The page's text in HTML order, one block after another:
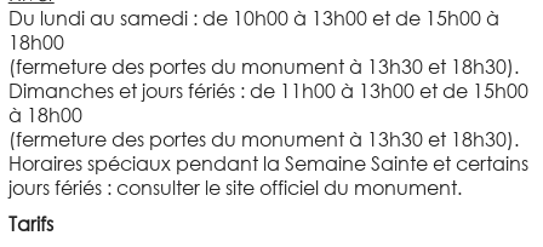
Du lundi au samedi : de 10h00 à 13h00 et de 15h00 à
18h00
(fermeture des portes du monument à 13h30 et 18h30).
Dimanches et jours fériés : de 11h00 à 13h00 et de 15h00
à 18h00
(fermeture des portes du monument à 13h30 et 18h30).
Horaires spéciaux pendant la Semaine Sainte et certains
jours fériés : consulter le site officiel du monument.
Tarifs